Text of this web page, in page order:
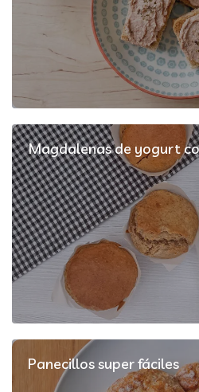
Magdalenas de yogurt
Panecillos super fáciles